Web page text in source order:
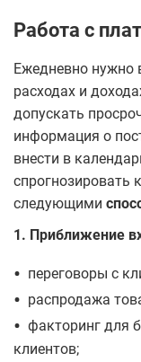
Работа с
Ежедневно нужно
расходах и
допускать
информация о
внести в
спрогнозировать
следующими
1. Приближение
• переговоры с
• распродажа
• факторинг для
клиентов;